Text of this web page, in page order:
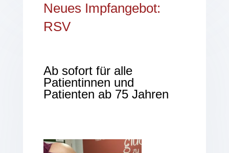
Neues Impfangebot:
RSV
Ab sofort für alle
Patientinnen und
Patienten ab 75 Jahren